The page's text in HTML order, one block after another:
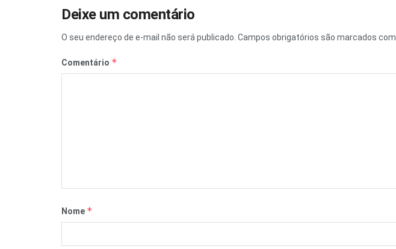
Deixe um comentário
O seu endereço de e-mail não será publicado. Campos obrigatórios são marcados com
Comentário *
Nome *